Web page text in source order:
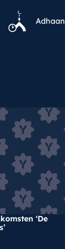
Adhaan
‘De